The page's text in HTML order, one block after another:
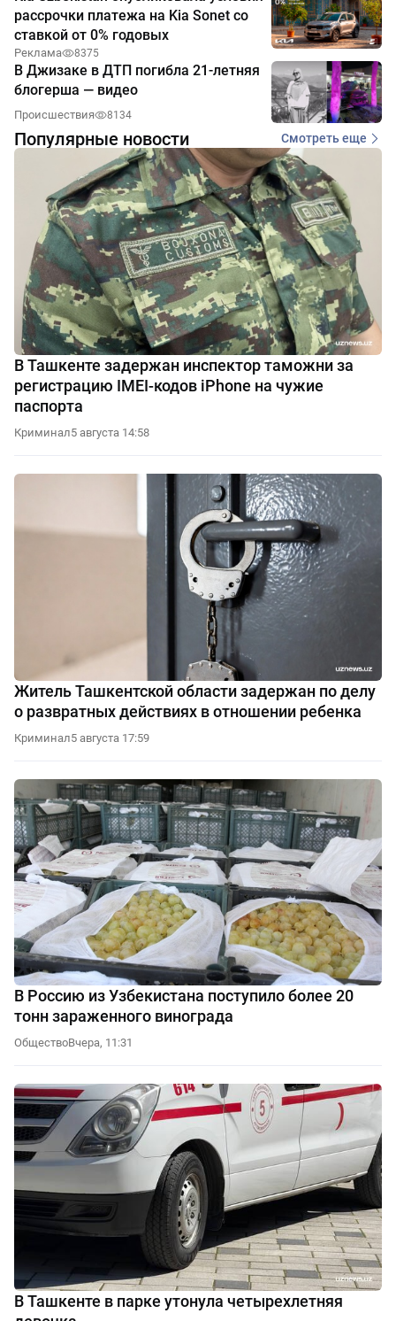
рассрочки платежа на Kia Sonet со
ставкой от 0% годовых
Реклама 8375
В Джизаке в ДТП погибла 21-летняя
блогерша — видео
Происшествия 8134
Популярные новости Смотреть еще
В Ташкенте задержан инспектор таможни за
регистрацию IMEI-кодов iPhone на чужие
паспорта
Криминал5 августа 14:58
Житель Ташкентской области задержан по делу
о развратных действиях в отношении ребенка
Криминал5 августа 17:59
В Россию из Узбекистана поступило более 20
тонн зараженного винограда
ОбществоВчера, 11:31
В Ташкенте в парке утонула четырехлетняя